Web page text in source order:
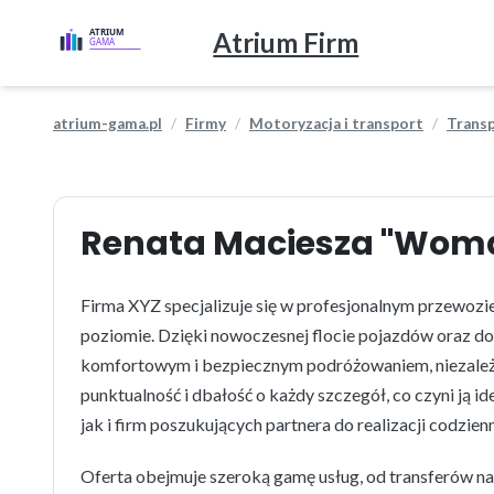
Atrium Firm
atrium-gama.pl Firmy Motoryzacja i transport
Renata Maciesza
Firma XYZ specjalizuje się w profesjonalnym
poziomie. Dzięki nowoczesnej flocie pojazdów oraz
komfortowym i bezpiecznym podróżowaniem,
punktualność i dbałość o każdy szczegół, co czyni ją
jak i firm poszukujących partnera do realizacji
Oferta obejmuje szeroką gamę usług, od transferów